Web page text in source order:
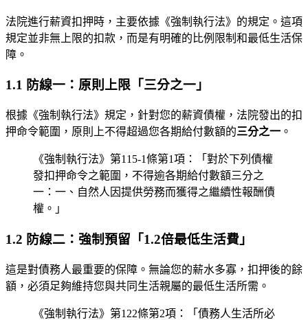
法院進行薪資扣押時，主要依據《強制執行法》的規定。這項
規定並非無上限的扣款，而是有明確的比例限制和最低生活保
障。
1.1 防線一：原則上限「三分之一」
根據《強制執行法》規定，針對您的薪資債權，法院發出的扣
押命令範圍，原則上不得超過您各期給付數額的三分之一 。
《強制執行法》第115-1條第1項：「對於下列債權
發扣押命令之範圍，不得逾各期給付數額三分之
一：一、自然人因提供勞務而獲得之繼續性報酬債
權。」
1.2 防線二：強制預留「1.2倍最低生活費」
這是對債務人最重要的保障。無論您的薪水多寡，扣押後的餘
額，必須足夠維持您與共同生活親屬的最低生活所需。
《強制執行法》第122條第2項：「債務人生活所必